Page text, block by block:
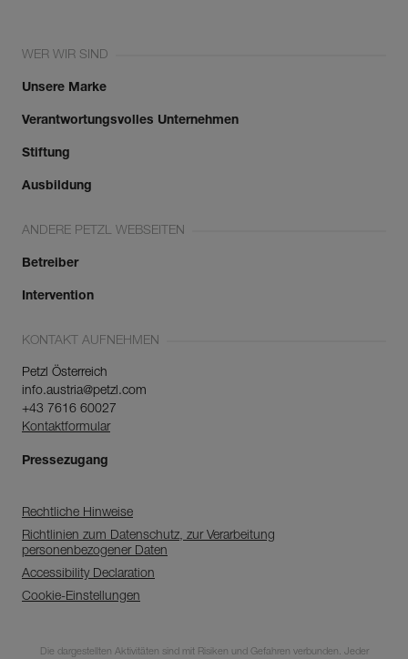
WER WIR SIND
Unsere Marke
Verantwortungsvolles Unternehmen
Stiftung
Ausbildung
ANDERE PETZL WEBSEITEN
Betreiber
Intervention
KONTAKT AUFNEHMEN
Petzl Österreich
info.austria@petzl.com
+43 7616 60027
Kontaktformular
Pressezugang
Rechtliche Hinweise
Richtlinien zum Datenschutz, zur Verarbeitung
personenbezogener Daten
Accessibility Declaration
Cookie-Einstellungen
Die dargestellten Aktivitäten sind mit Risiken und Gefahren verbunden. Jeder